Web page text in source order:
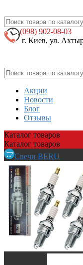
(098) 902-08-03
г. Киев, ул.
Акции
Новости
Блог
Отзывы
Каталог товаров
Каталог товаров
Свечи BERU